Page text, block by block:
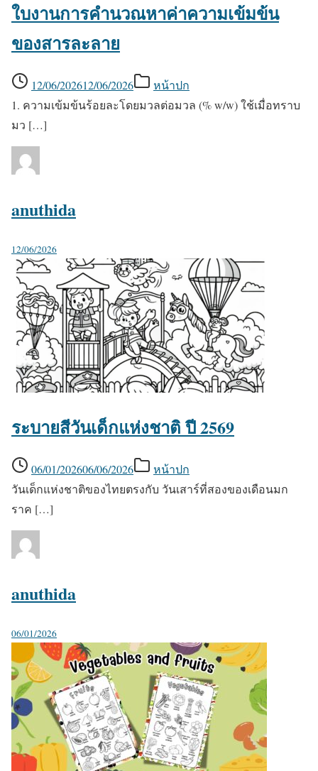
ใบงานการคำนวณหาค่าความเข้มข้น
ของสารละลาย
12/06/202612/06/2026
หน้าปก
1. ความเข้มข้นร้อยละโดยมวลต่อมวล (% w/w) ใช้เมื่อทราบ
มว […]
anuthida
12/06/2026
ระบายสีวันเด็กแห่งชาติ ปี 2569
06/01/202606/06/2026
หน้าปก
วันเด็กแห่งชาติของไทยตรงกับ วันเสาร์ที่สองของเดือนมก
ราค […]
anuthida
06/01/2026